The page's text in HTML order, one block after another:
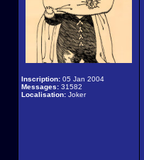
Inscription: 05 Jan 2004
Messages: 31582
Localisation: Joker